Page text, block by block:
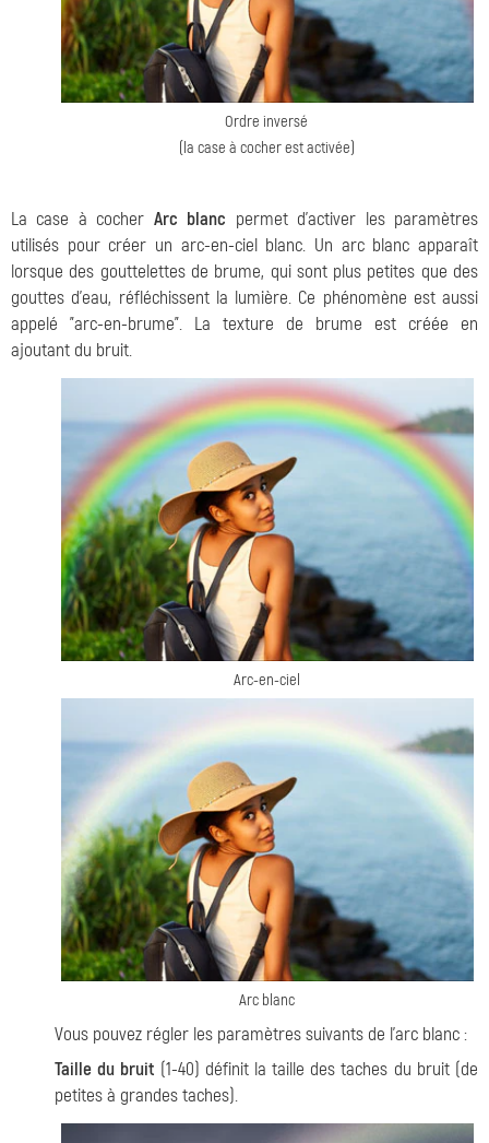
Ordre inversé
(la case à cocher est activée)
La case à cocher Arc blanc permet d'activer les paramètres
utilisés pour créer un arc-en-ciel blanc. Un arc blanc apparaît
lorsque des gouttelettes de brume, qui sont plus petites que des
gouttes d'eau, réfléchissent la lumière. Ce phénomène est aussi
appelé "arc-en-brume". La texture de brume est créée en
ajoutant du bruit.
Arc-en-ciel
Arc blanc
Vous pouvez régler les paramètres suivants de l'arc blanc :
Taille du bruit (1-40) définit la taille des taches du bruit (de
petites à grandes taches).